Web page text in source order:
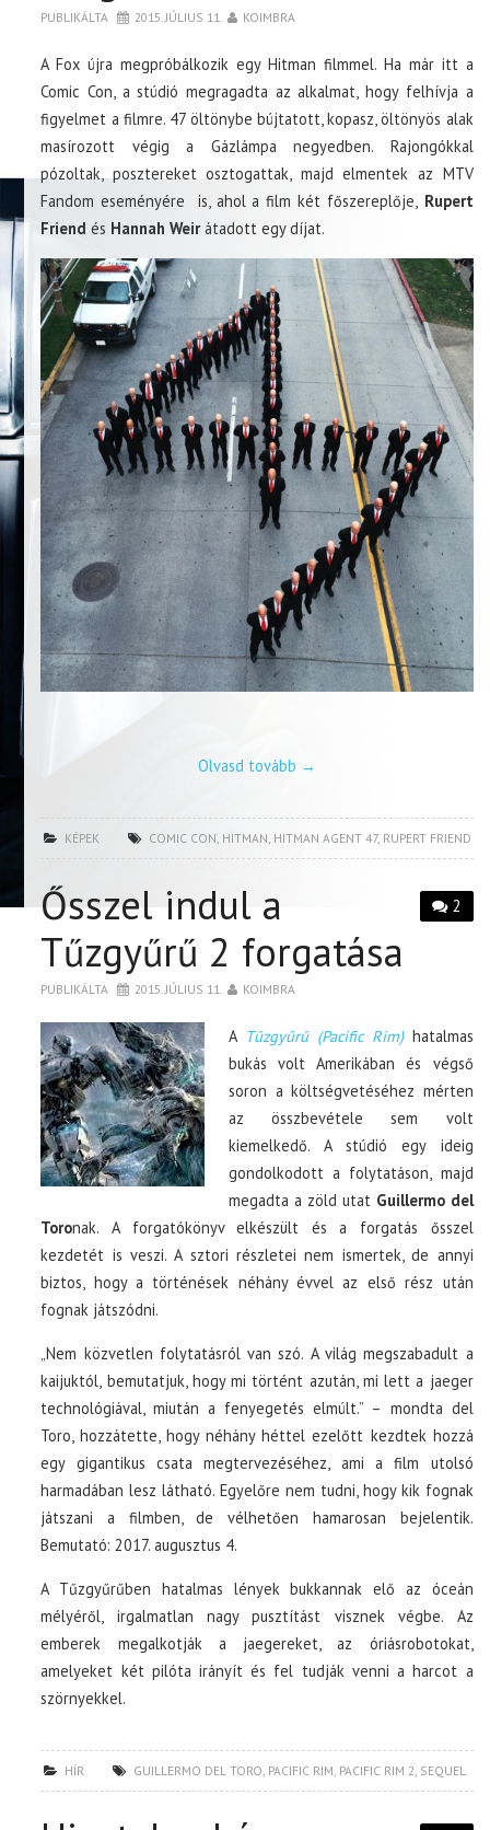
PUBLIKÁLTA 2015. JÚLIUS 11. KOIMBRA
A Fox újra megpróbálkozik egy Hitman filmmel. Ha már itt a
Comic Con, a stúdió megragadta az alkalmat, hogy felhívja a
figyelmet a filmre. 47 öltönybe bújtatott, kopasz, öltönyös alak
masírozott végig a Gázlámpa negyedben. Rajongókkal
pózoltak, posztereket osztogattak, majd elmentek az MTV
Fandom eseményére is, ahol a film két főszereplője,Rupert
Friend és Hannah Weirátadott egy díjat.
Olvasd tovább →
KÉPEK COMIC CON HITMAN HITMAN AGENT 47, RUPERT FRIEND
2
Ősszel indul a
Tűzgyűrű 2 forgatása
PUBLIKÁLTA 2015. JÚLIUS 11. KOIMBRA
A Tűzgyűrű (Pacific Rim)hatalmas
bukás volt Amerikában és végső
soron a költségvetéséhez mérten
az összbevétele sem volt
kiemelkedő. A stúdió egy ideig
gondolkodott a folytatáson, majd
megadta a zöld utat Guillermo del
Toronak. A forgatókönyv elkészült és a forgatás ősszel
kezdetét is veszi. A sztori részletei nem ismertek, de annyi
biztos, hogy a történések néhány évvel az első rész után
fognak játszódni.
„Nem közvetlen folytatásról van szó. A világ megszabadult a
kaijuktól, bemutatjuk, hogy mi történt azután, mi lett a jaeger
technológiával, miután a fenyegetés elmúlt.” – mondta del
Toro, hozzátette, hogy néhány héttel ezelőtt kezdtek hozzá
egy gigantikus csata megtervezéséhez, ami a film utolsó
harmadában lesz látható. Egyelőre nem tudni, hogy kik fognak
játszani a filmben, de vélhetően hamarosan bejelentik.
Bemutató: 2017. augusztus 4.
A Tűzgyűrűben hatalmas lények bukkannak elő az óceán
mélyéről, irgalmatlan nagy pusztítást visznek végbe. Az
emberek megalkotják a jaegereket, az óriásrobotokat,
amelyeket két pilóta irányít és fel tudják venni a harcot a
szörnyekkel.
HÍR GUILLERMO DEL TORO PACIFIC RIM PACIFIC RIM 2 SEQUEL